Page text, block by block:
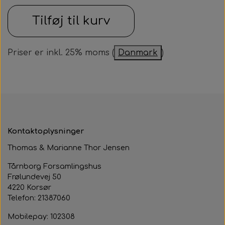
Om huset
Historie
Hjertestarteren
Besøg af kildebakken
Generalforsamling
Revy
Aften med Phillip Devantier og Benjamin
Samarbejdspartner
Fotograf
Tilføj til kurv
Priser er inkl. 25% moms ( Danmark )
Kontaktoplysninger
Thomas & Marianne Thor Jensen
Tårnborg Forsamlingshus
Frølundevej 50
4220 Korsør
Telefon: 21387060
Mobilepay: 102308